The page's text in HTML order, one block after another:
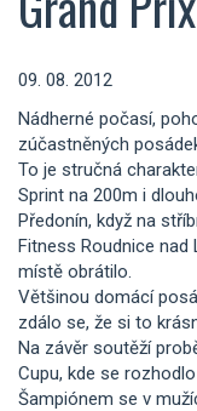
09. 08. 2012
Nádherné počasí,
zúčastněných
To je stručná
Sprint na 200m i
Předonín, když na
Fitness Roudnice nad
místě obrátilo.
Většinou domácí
zdálo se, že si to
Na závěr soutěží
Cupu, kde se
Šampiónem se v